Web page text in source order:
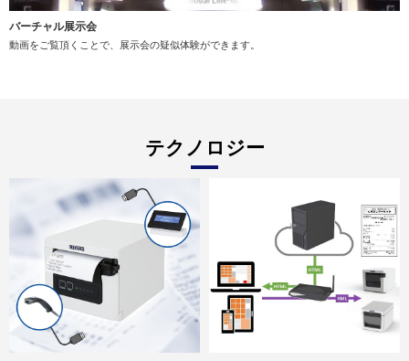
バーチャル展示会
動画をご覧頂くことで、展示会の疑似体験ができます。
テクノロジー